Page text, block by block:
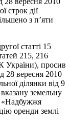
строк дії
з п’яти
статті 15
215, 216
України), просив
28 вересня 2010
ділянки від 9
земельну
«Надбужжя
оренди землі